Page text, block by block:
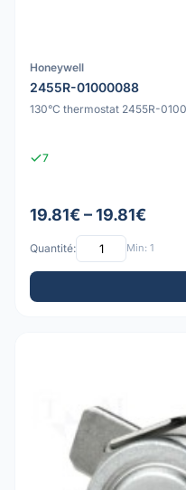
Honeywell
2455R-01000088
130°C thermostat 2455R-
7
19.81€ – 19.81€
Quantité: Min: 1